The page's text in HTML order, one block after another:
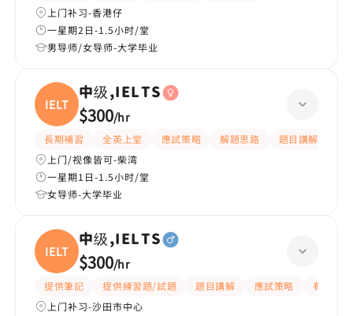
上门补习-香港仔
一星期2日-1.5小时/堂
男导师/女导师-大学毕业
IELTS
中级,IELTS
$300/hr
長期補習 全英上堂 應試策略 解題思路 題目講解
上门/视像皆可-柴湾
一星期1日-1.5小时/堂
女导师-大学毕业
IELTS
中级,IELTS
$300/hr
提供筆記 提供練習題/試題 題目講解 應試策略
有耐性
上门补习-沙田市中心